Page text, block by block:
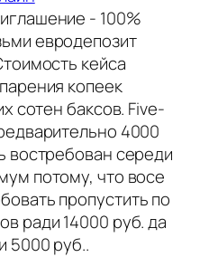
- 100%
евродепозит
кейса
копеек
сотен баксов. Five-
4000
востребован середи
потому, что восе
пропустить по
ради 14000 руб. да
5000 руб..